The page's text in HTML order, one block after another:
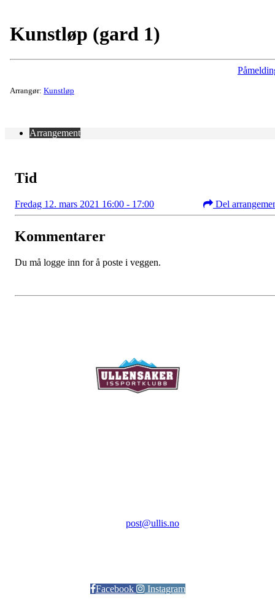
Kunstløp (gard 1)
Arrangør: Kunstløp
Arrangement
Tid
Fredag 12. mars 2021 16:00 - 17:00 Del
Kommentarer
Du må logge inn for å poste i veggen.
post@ullis.no
Facebook Instagram